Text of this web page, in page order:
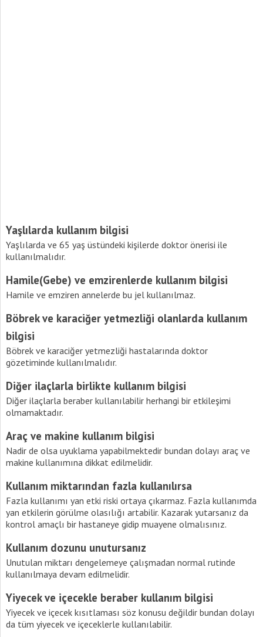
Yaşlılarda kullanım bilgisi
Yaşlılarda ve 65 yaş üstündeki kişilerde doktor önerisi ile
kullanılmalıdır.
Hamile(Gebe) ve emzirenlerde kullanım bilgisi
Hamile ve emziren annelerde bu jel kullanılmaz.
Böbrek ve karaciğer yetmezliği olanlarda kullanım
bilgisi
Böbrek ve karaciğer yetmezliği hastalarında doktor
gözetiminde kullanılmalıdır.
Diğer ilaçlarla birlikte kullanım bilgisi
Diğer ilaçlarla beraber kullanılabilir herhangi bir etkileşimi
olmamaktadır.
Araç ve makine kullanım bilgisi
Nadir de olsa uyuklama yapabilmektedir bundan dolayı araç ve
makine kullanımına dikkat edilmelidir.
Kullanım miktarından fazla kullanılırsa
Fazla kullanımı yan etki riski ortaya çıkarmaz. Fazla kullanımda
yan etkilerin görülme olasılığı artabilir. Kazarak yutarsanız da
kontrol amaçlı bir hastaneye gidip muayene olmalısınız.
Kullanım dozunu unutursanız
Unutulan miktarı dengelemeye çalışmadan normal rutinde
kullanılmaya devam edilmelidir.
Yiyecek ve içecekle beraber kullanım bilgisi
Yiyecek ve içecek kısıtlaması söz konusu değildir bundan dolayı
da tüm yiyecek ve içeceklerle kullanılabilir.